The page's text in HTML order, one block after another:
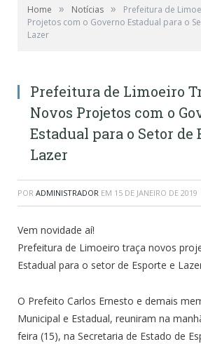
Home » Notícias »
Prefeitura de
Projetos com o Governo Estadual para o
Lazer
Prefeitura de Limoeiro
Novos Projetos com o
Estadual para o Setor de
Lazer
POR ADMINISTRADOR EM 15 DE JANEIRO DE 2019
Vem novidade aí!
Prefeitura de Limoeiro traça novos
Estadual para o setor de Esporte e
O Prefeito Carlos Ernesto e demais
Municipal e Estadual, reuniram na
feira (15), na Secretaria de Estado de